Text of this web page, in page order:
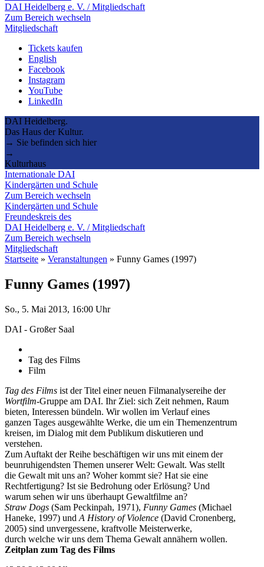
DAI Heidelberg e. V. / Mitgliedschaft
Zum Bereich wechseln
Mitgliedschaft
Tickets kaufen
English
Facebook
Instagram
YouTube
LinkedIn
DAI Heidelberg.
Das Haus der Kultur.
→ Sie befinden sich hier
→
Kulturhaus
Internationale DAI
Kindergärten und Schule
Zum Bereich wechseln
Kindergärten und Schule
Freundeskreis des
DAI Heidelberg e. V. / Mitgliedschaft
Zum Bereich wechseln
Mitgliedschaft
Startseite » Veranstaltungen » Funny Games (1997)
Funny Games (1997)
So., 5. Mai 2013, 16:00 Uhr
DAI - Großer Saal
Tag des Films
Film
Tag des Films ist der Titel einer neuen Filmanalysereihe der
Wortfilm-Gruppe am DAI. Ihr Ziel: sich Zeit nehmen, Raum
bieten, Interessen bündeln. Wir wollen im Verlauf eines
ganzen Tages ausgewählte Werke, die um ein Themenzentrum
kreisen, im Dialog mit dem Publikum diskutieren und
verstehen.
Zum Auftakt der Reihe beschäftigen wir uns mit einem der
beunruhigendsten Themen unserer Welt: Gewalt. Was stellt
die Gewalt mit uns an? Woher kommt sie? Hat sie eine
Rechtfertigung? Ist sie Bedrohung oder Erlösung? Und
warum sehen wir uns überhaupt Gewaltfilme an?
Straw Dogs (Sam Peckinpah, 1971), Funny Games (Michael
Haneke, 1997) und A History of Violence (David Cronenberg,
2005) sind unvergessene, kraftvolle Meisterwerke,
durch welche wir uns dem Thema Gewalt annähern wollen.
Zeitplan zum Tag des Films